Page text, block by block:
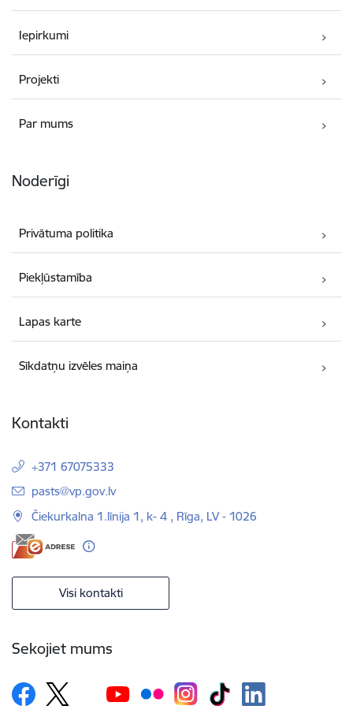
Iepirkumi
Projekti
Par mums
Noderīgi
Privātuma politika
Piekļūstamība
Lapas karte
Sīkdatņu izvēles maiņa
Kontakti
+371 67075333
E-pasts:
pasts@vp.gov.lv
Čiekurkalna 1.līnija 1, k- 4 , Rīga, LV - 1026
Visi kontakti
Sekojiet mums